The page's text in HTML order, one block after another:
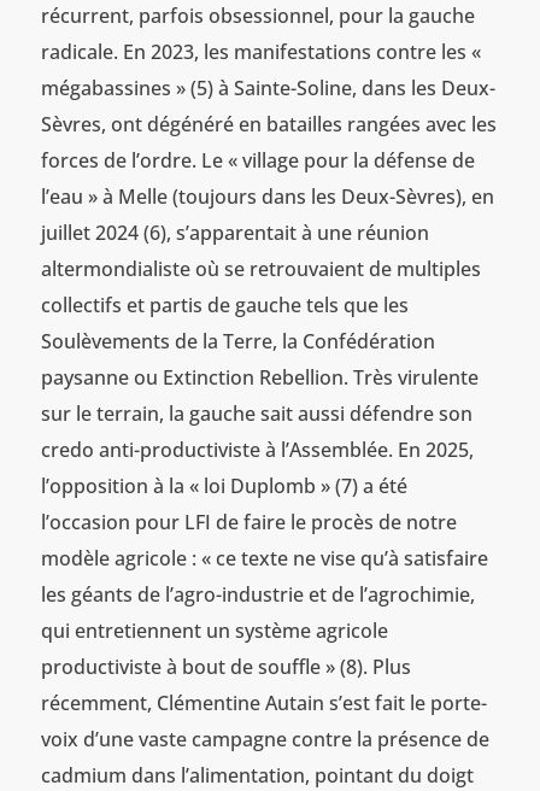
récurrent, parfois obsessionnel, pour la gauche
radicale. En 2023, les manifestations contre les «
mégabassines » (5) à Sainte-Soline, dans les Deux-
Sèvres, ont dégénéré en batailles rangées avec les
forces de l’ordre. Le « village pour la défense de
l’eau » à Melle (toujours dans les Deux-Sèvres), en
juillet 2024 (6), s’apparentait à une réunion
altermondialiste où se retrouvaient de multiples
collectifs et partis de gauche tels que les
Soulèvements de la Terre, la Confédération
paysanne ou Extinction Rebellion. Très virulente
sur le terrain, la gauche sait aussi défendre son
credo anti-productiviste à l’Assemblée. En 2025,
l’opposition à la « loi Duplomb » (7) a été
l’occasion pour LFI de faire le procès de notre
modèle agricole : « ce texte ne vise qu’à satisfaire
les géants de l’agro-industrie et de l’agrochimie,
qui entretiennent un système agricole
productiviste à bout de souffle » (8). Plus
récemment, Clémentine Autain s’est fait le porte-
voix d’une vaste campagne contre la présence de
cadmium dans l’alimentation, pointant du doigt